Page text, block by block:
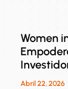
Women
Abril 22, 2026